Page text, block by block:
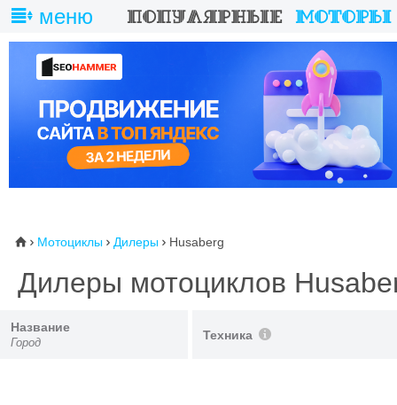
меню
⌂  Мотоциклы  Дилеры  Husaberg
Дилеры мотоциклов
Название
Город
Техника